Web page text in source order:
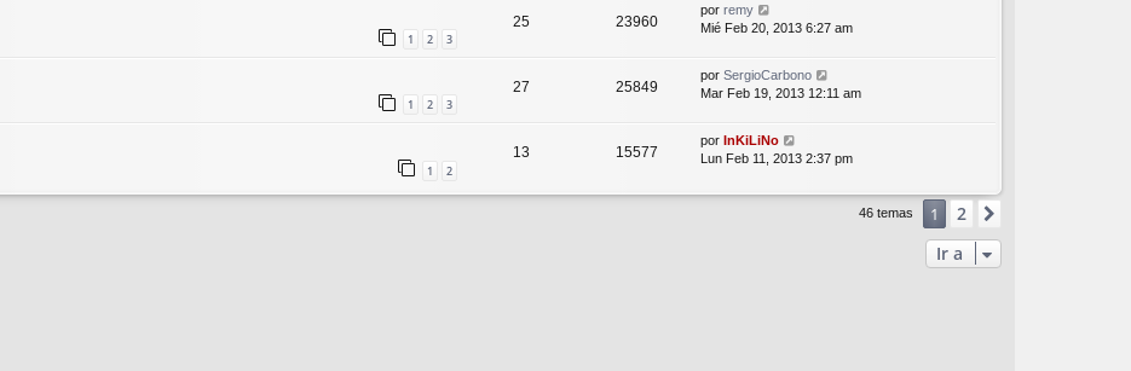
1 2 3
25 23960
por remy
Mié Feb 20, 2013 6:27 am
1 2 3
27 25849
por SergioCarbono
Mar Feb 19, 2013 12:11 am
1 2
13 15577
por InKiLiNo
Lun Feb 11, 2013 2:37 pm
46 temas 1 2
Ir a